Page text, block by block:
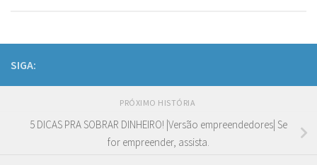
SIGA:
PRÓXIMO HISTÓRIA
5 DICAS PRA SOBRAR DINHEIRO! |Versão empreendedores| Se
for empreender, assista.